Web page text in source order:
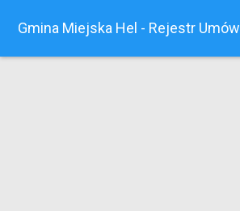
Gmina Miejska Hel - Rejestr Umów